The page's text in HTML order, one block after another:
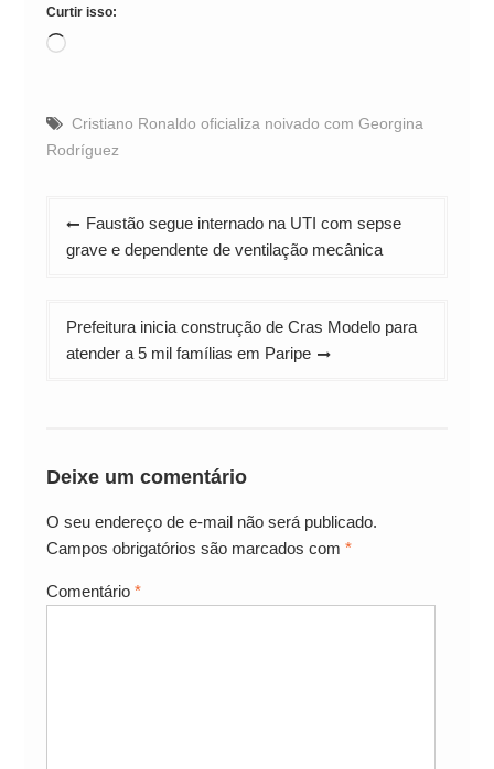
Curtir isso:
Carregando...
Cristiano Ronaldo oficializa noivado com Georgina
Rodríguez
Navegação
de
Faustão segue internado na UTI com sepse
grave e dependente de ventilação mecânica
Prefeitura inicia construção de Cras Modelo para
atender a 5 mil famílias em Paripe
Deixe um comentário
O seu endereço de e-mail não será publicado.
Campos obrigatórios são marcados com *
Comentário *